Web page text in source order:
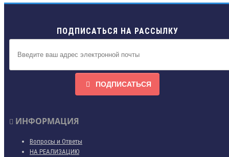
ПОДПИСАТЬСЯ НА РАССЫЛКУ
ПОДПИСАТЬСЯ
ИНФОРМАЦИЯ
Вопросы и Ответы
НА РЕАЛИЗАЦИЮ